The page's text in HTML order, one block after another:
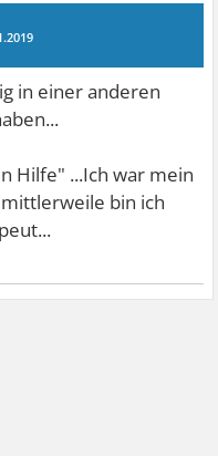
in einer anderen
Hilfe" ...Ich war mein
bin ich